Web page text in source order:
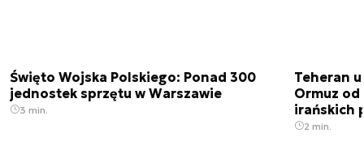
Święto Wojska Polskiego: Ponad 300
jednostek sprzętu w Warszawie
3 min.
Teheran
Ormuz
irańskich
2 min.